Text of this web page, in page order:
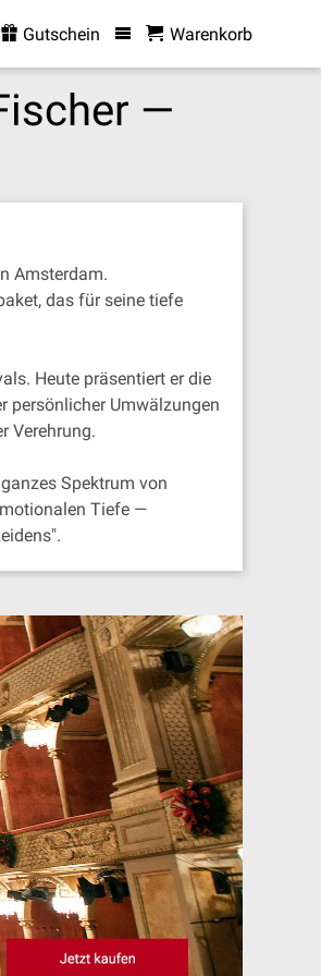
Gutschein Warenkorb
—
Amsterdam.
das für seine tiefe
Heute präsentiert er die
persönlicher Umwälzungen
Verehrung.
Spektrum von
Tiefe —